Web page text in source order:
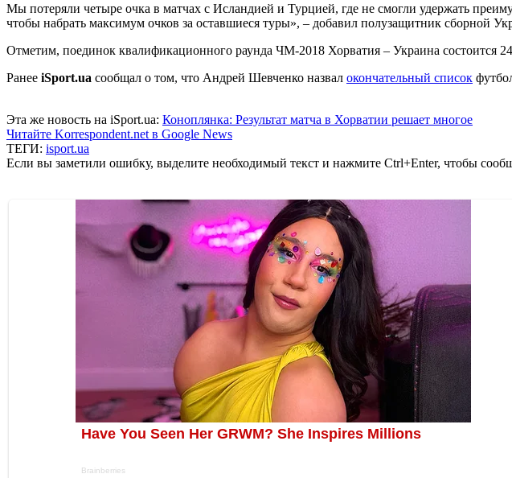
Мы потеряли четыре очка в матчах с Исландией и Турцией, где не смогли удержать
чтобы набрать максимум очков за оставшиеся туры», – добавил полузащитник сборной
Отметим, поединок квалификационного раунда ЧМ-2018 Хорватия – Украина состоится
Ранее iSport.ua сообщал о том, что Андрей Шевченко назвал окончательный список
Эта же новость на iSport.ua: Коноплянка: Результат матча в Хорватии решает многое
Читайте Korrespondent.net в Google News
ТЕГИ: isport.ua
Если вы заметили ошибку, выделите необходимый текст и нажмите Ctrl+Enter, чтобы